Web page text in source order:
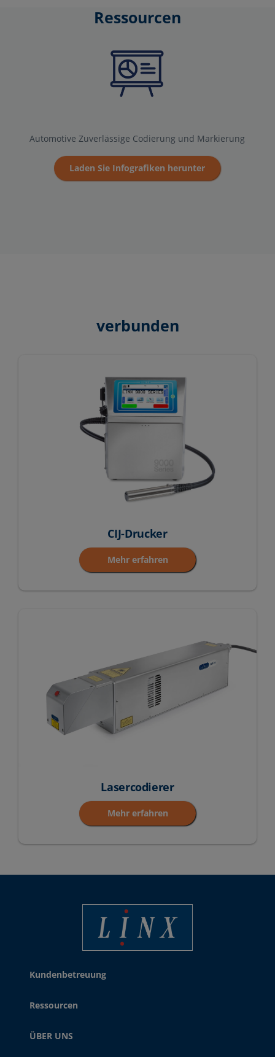
Ressourcen
Automotive Zuverlässige Codierung und Markierung
Laden Sie Infografiken herunter
verbunden
CIJ-Drucker
Mehr erfahren
Lasercodierer
Mehr erfahren
Linx Printing Technologies
Kundenbetreuung
Ressourcen
ÜBER UNS